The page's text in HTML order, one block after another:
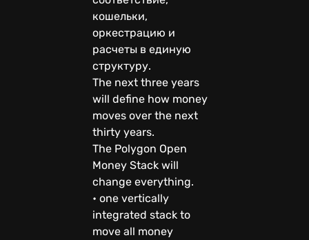
кошельки,
оркестрацию и
расчеты в единую
структуру.
The next three years
will define how money
moves over the next
thirty years.
The Polygon Open
Money Stack will
change everything.
• one vertically
integrated stack to
move all money